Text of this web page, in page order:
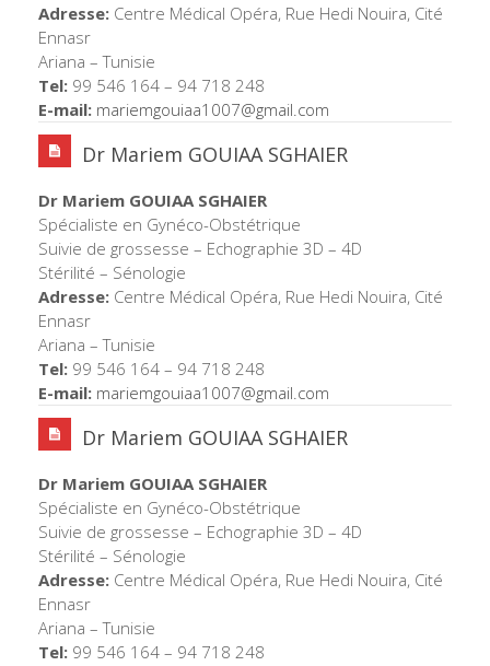
Adresse: Centre Médical Opéra, Rue Hedi Nouira, Cité
Ennasr
Ariana – Tunisie
Tel: 99 546 164 – 94 718 248
E-mail: mariemgouiaa1007@gmail.com
Dr Mariem GOUIAA SGHAIER
Dr Mariem GOUIAA SGHAIER
Spécialiste en Gynéco-Obstétrique
Suivie de grossesse – Echographie 3D – 4D
Stérilité – Sénologie
Adresse: Centre Médical Opéra, Rue Hedi Nouira, Cité
Ennasr
Ariana – Tunisie
Tel: 99 546 164 – 94 718 248
E-mail: mariemgouiaa1007@gmail.com
Dr Mariem GOUIAA SGHAIER
Dr Mariem GOUIAA SGHAIER
Spécialiste en Gynéco-Obstétrique
Suivie de grossesse – Echographie 3D – 4D
Stérilité – Sénologie
Adresse: Centre Médical Opéra, Rue Hedi Nouira, Cité
Ennasr
Ariana – Tunisie
Tel: 99 546 164 – 94 718 248